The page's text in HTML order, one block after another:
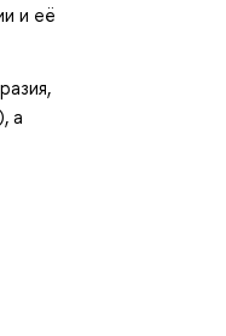
и её
а